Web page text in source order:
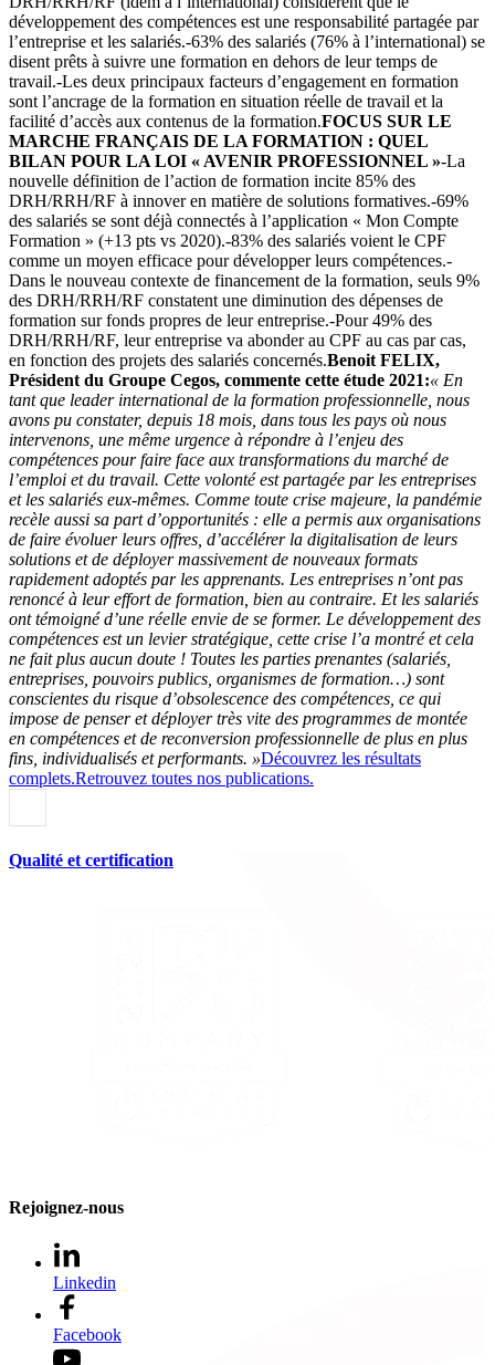
développement des compétences est une responsabilité partagée par
l’entreprise et les salariés.-63% des salariés (76% à l’international) se
disent prêts à suivre une formation en dehors de leur temps de
travail.-Les deux principaux facteurs d’engagement en formation
sont l’ancrage de la formation en situation réelle de travail et la
facilité d’accès aux contenus de la formation.FOCUS SUR LE
MARCHE FRANÇAIS DE LA FORMATION : QUEL
BILAN POUR LA LOI « AVENIR PROFESSIONNEL »-La
nouvelle définition de l’action de formation incite 85% des
DRH/RRH/RF à innover en matière de solutions formatives.-69%
des salariés se sont déjà connectés à l’application « Mon Compte
Formation » (+13 pts vs 2020).-83% des salariés voient le CPF
comme un moyen efficace pour développer leurs compétences.-
Dans le nouveau contexte de financement de la formation, seuls 9%
des DRH/RRH/RF constatent une diminution des dépenses de
formation sur fonds propres de leur entreprise.-Pour 49% des
DRH/RRH/RF, leur entreprise va abonder au CPF au cas par cas,
en fonction des projets des salariés concernés.Benoit FELIX,
Président du Groupe Cegos, commente cette étude 2021:« En
tant que leader international de la formation professionnelle, nous
avons pu constater, depuis 18 mois, dans tous les pays où nous
intervenons, une même urgence à répondre à l’enjeu des
compétences pour faire face aux transformations du marché de
l’emploi et du travail. Cette volonté est partagée par les entreprises
et les salariés eux-mêmes. Comme toute crise majeure, la pandémie
recèle aussi sa part d’opportunités : elle a permis aux organisations
de faire évoluer leurs offres, d’accélérer la digitalisation de leurs
solutions et de déployer massivement de nouveaux formats
rapidement adoptés par les apprenants. Les entreprises n’ont pas
renoncé à leur effort de formation, bien au contraire. Et les salariés
ont témoigné d’une réelle envie de se former. Le développement des
compétences est un levier stratégique, cette crise l’a montré et cela
ne fait plus aucun doute ! Toutes les parties prenantes (salariés,
entreprises, pouvoirs publics, organismes de formation…) sont
conscientes du risque d’obsolescence des compétences, ce qui
impose de penser et déployer très vite des programmes de montée
en compétences et de reconversion professionnelle de plus en plus
fins, individualisés et performants. »Découvrez les résultats
complets.Retrouvez toutes nos publications.
Qualité et certification
Rejoignez-nous
Linkedin
Facebook